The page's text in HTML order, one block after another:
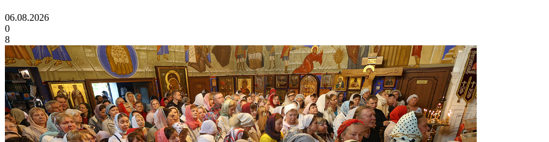
06.08.2026
0
8